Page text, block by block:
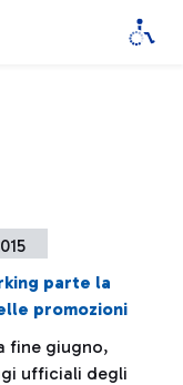
parte la
promozioni
fine giugno,
ufficiali degli